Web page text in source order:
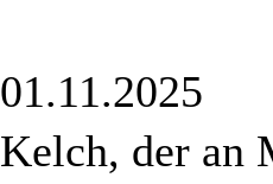
01.11.2025
Kelch, der an